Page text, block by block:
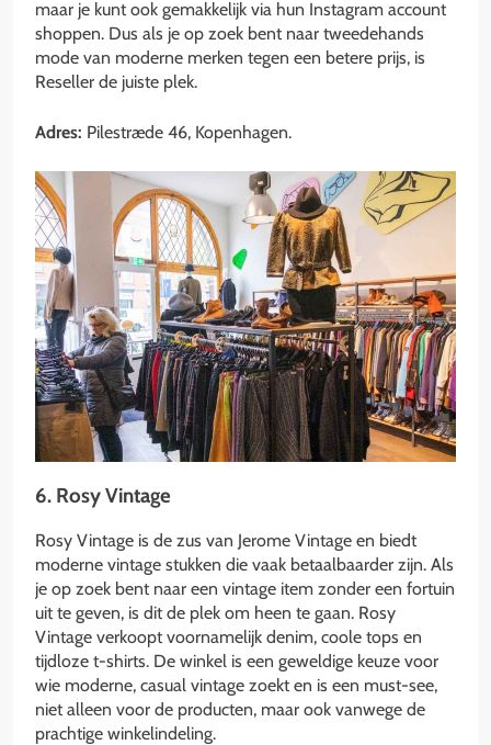
maar je kunt ook gemakkelijk via hun Instagram account
shoppen. Dus als je op zoek bent naar tweedehands
mode van moderne merken tegen een betere prijs, is
Reseller de juiste plek.
Adres: Pilestræde 46, Kopenhagen.
6. Rosy Vintage
Rosy Vintage is de zus van Jerome Vintage en biedt
moderne vintage stukken die vaak betaalbaarder zijn. Als
je op zoek bent naar een vintage item zonder een fortuin
uit te geven, is dit de plek om heen te gaan. Rosy
Vintage verkoopt voornamelijk denim, coole tops en
tijdloze t-shirts. De winkel is een geweldige keuze voor
wie moderne, casual vintage zoekt en is een must-see,
niet alleen voor de producten, maar ook vanwege de
prachtige winkelindeling.